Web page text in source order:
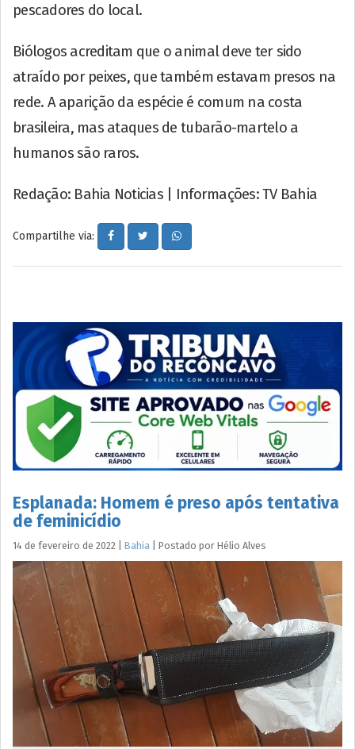
pescadores do local.
Biólogos acreditam que o animal deve ter sido
atraído por peixes, que também estavam presos na
rede. A aparição da espécie é comum na costa
brasileira, mas ataques de tubarão-martelo a
humanos são raros.
Redação: Bahia Noticias | Informações: TV Bahia
Compartilhe via:
Esplanada: Homem é preso após tentativa
de feminicídio
14 de fevereiro de 2022 Bahia Postado por Hélio Alves